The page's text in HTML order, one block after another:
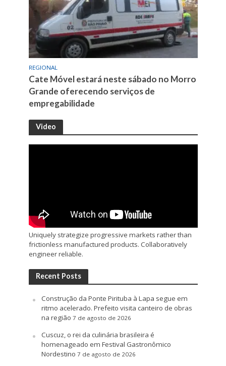
REGIONAL
Cate Móvel estará neste sábado no Morro
Grande oferecendo serviços de
empregabilidade
Video
Uniquely strategize progressive markets rather than
frictionless manufactured products. Collaboratively
engineer reliable.
Recent Posts
Construção da Ponte Pirituba à Lapa segue em
ritmo acelerado. Prefeito visita canteiro de obras
na região 7 de agosto de 2026
Cuscuz, o rei da culinária brasileira é
homenageado em Festival Gastronômico
Nordestino 7 de agosto de 2026